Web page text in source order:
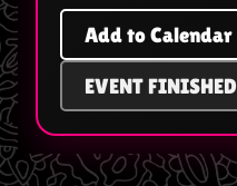
Add to Calendar
EVENT FINISHED